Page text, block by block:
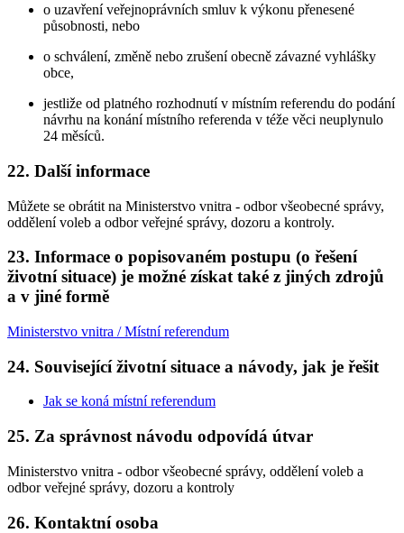
o uzavření veřejnoprávních smluv k výkonu přenesené
působnosti, nebo
o schválení, změně nebo zrušení obecně závazné vyhlášky
obce,
jestliže od platného rozhodnutí v místním referendu do podání
návrhu na konání místního referenda v téže věci neuplynulo
24 měsíců.
22. Další informace
Můžete se obrátit na Ministerstvo vnitra - odbor všeobecné správy,
oddělení voleb a odbor veřejné správy, dozoru a kontroly.
23. Informace o popisovaném postupu (o řešení
životní situace) je možné získat také z jiných zdrojů
a v jiné formě
Ministerstvo vnitra / Místní referendum
24. Související životní situace a návody, jak je řešit
Jak se koná místní referendum
25. Za správnost návodu odpovídá útvar
Ministerstvo vnitra - odbor všeobecné správy, oddělení voleb a
odbor veřejné správy, dozoru a kontroly
26. Kontaktní osoba